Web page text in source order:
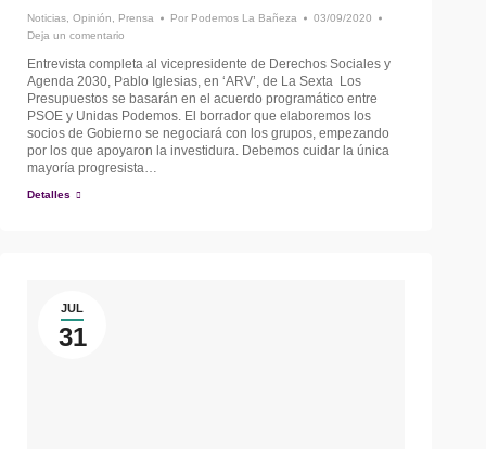
Noticias, Opinión, Prensa Por Podemos La Bañeza
03/09/2020
Deja un comentario
Entrevista completa al vicepresidente de Derechos Sociales y
Agenda 2030, Pablo Iglesias, en ‘ARV’, de La Sexta Los
Presupuestos se basarán en el acuerdo programático entre
PSOE y Unidas Podemos. El borrador que elaboremos los
socios de Gobierno se negociará con los grupos, empezando
por los que apoyaron la investidura. Debemos cuidar la única
mayoría progresista…
Detalles
JUL
31